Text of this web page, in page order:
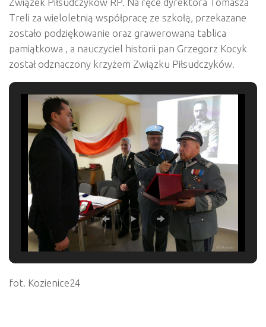
Związek Piłsudczyków RP. Na ręce dyrektora Tomasza
Treli za wieloletnią współpracę ze szkołą, przekazane
zostało podziękowanie oraz grawerowana tablica
pamiątkowa , a nauczyciel historii pan Grzegorz Kocyk
został odznaczony krzyżem Związku Piłsudczyków.
fot. Kozienice24